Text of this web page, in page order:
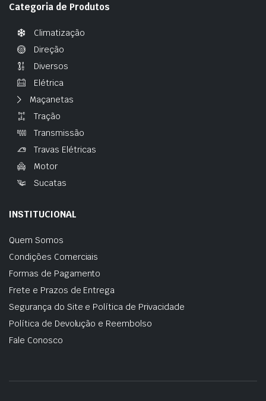
Categoria de Produtos
Climatização
Direção
Diversos
Elétrica
Maçanetas
Tração
Transmissão
Travas Elétricas
Motor
Sucatas
INSTITUCIONAL
Quem Somos
Condições Comerciais
Formas de Pagamento
Frete e Prazos de Entrega
Segurança do Site e Política de Privacidade
Política de Devolução e Reembolso
Fale Conosco